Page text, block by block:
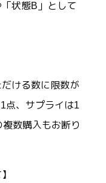
状態B」として
ける数に限数が
点、サプライは1
数購入もお断り